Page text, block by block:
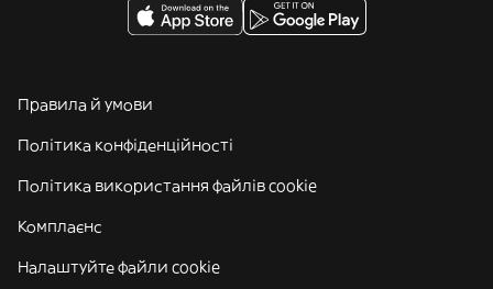
Правила й умови
Політика конфіденційності
Політика використання файлів cookie
Комплаєнс
Налаштуйте файли cookie